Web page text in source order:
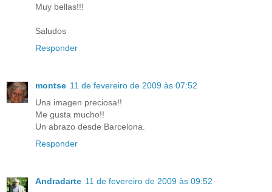
Muy bellas!!!
Saludos
Responder
montse 11 de fevereiro de 2009 às 07:52
Una imagen preciosa!!
Me gusta mucho!!
Un abrazo desde Barcelona.
Responder
Andradarte 11 de fevereiro de 2009 às 09:52